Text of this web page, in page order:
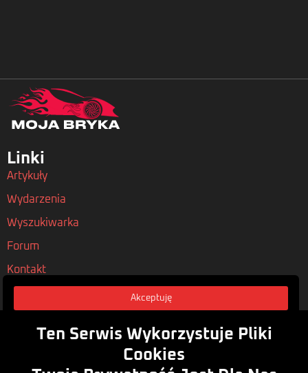
Linki
Artykuły
Wydarzenia
Wyszukiwarka
Forum
Kontakt
Nasze Polityki
Regulamin
Akceptuję
Ten Serwis Wykorzystuje Pliki
Cookies